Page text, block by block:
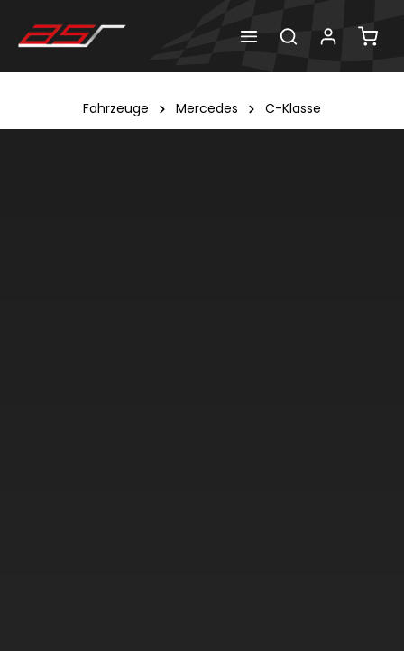
Fahrzeuge Mercedes C-Klasse